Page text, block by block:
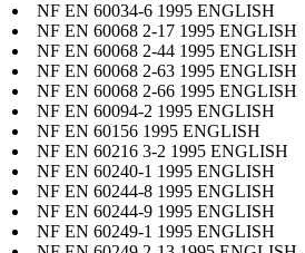
NF EN 60034-6 1995 ENGLISH
NF EN 60068 2-17 1995 ENGLISH
NF EN 60068 2-44 1995 ENGLISH
NF EN 60068 2-63 1995 ENGLISH
NF EN 60068 2-66 1995 ENGLISH
NF EN 60094-2 1995 ENGLISH
NF EN 60156 1995 ENGLISH
NF EN 60216 3-2 1995 ENGLISH
NF EN 60240-1 1995 ENGLISH
NF EN 60244-8 1995 ENGLISH
NF EN 60244-9 1995 ENGLISH
NF EN 60249-1 1995 ENGLISH